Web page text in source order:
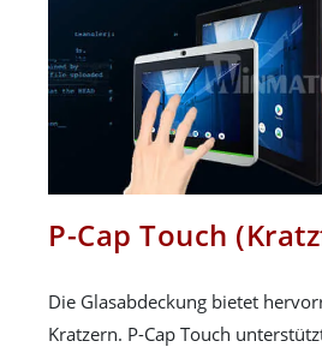
P-Cap Touch
Die Glasabdeckung bietet
Kratzern. P-Cap Touch